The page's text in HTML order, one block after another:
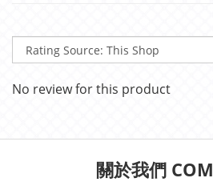
No review for this product
關於我們